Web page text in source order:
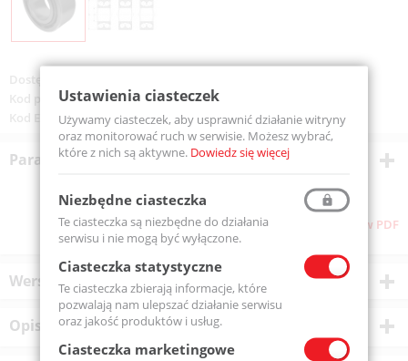
Dostępność:
Kod produktu:3305-MTM
Kod EAN: 5907772106914
Parametry techniczne
Pliki do pobrania Pobierz stronę w PDF
Wersje produktu
Opis produktu
Ustawienia ciasteczek
Używamy ciasteczek, aby usprawnić działanie witryny
oraz monitorować ruch w serwisie. Możesz wybrać,
które z nich są aktywne. Dowiedz się więcej
Niezbędne ciasteczka
Te ciasteczka są niezbędne do działania
serwisu i nie mogą być wyłączone.
Ciasteczka statystyczne
Te ciasteczka zbierają informacje, które
pozwalają nam ulepszać działanie serwisu
oraz jakość produktów i usług.
Ciasteczka marketingowe